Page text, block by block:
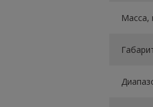
Масса,